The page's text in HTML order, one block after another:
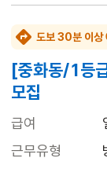
도보 30분 이상
[중화동/1등
모집
급여
근무유형